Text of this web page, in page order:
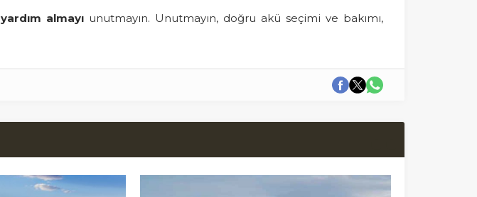
almayı unutmayın. Unutmayın, doğru akü seçimi ve bakımı,